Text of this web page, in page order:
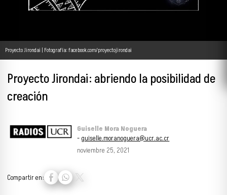
Proyecto Jirondai | Fotografía: facebook.com/proyectojirondai
Proyecto Jirondai: abriendo la posibilidad de
creación
Guiselle Mora Noguera
- guiselle.moranoguera@ucr.ac.cr
noviembre 25, 2021
Compartir en: